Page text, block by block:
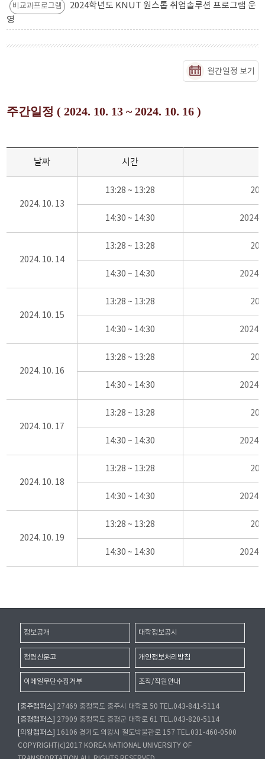
비교과프로그램
2024학년도 KNUT 원스톱 취업솔루션 프로그램 운
영
월간일정 보기
주간일정 ( 2024. 10. 13 ~ 2024. 10. 16 )
날짜 시간
2024. 10. 13
13:28 ~ 13:28
14:30 ~ 14:30 2024
2024. 10. 14
13:28 ~ 13:28
14:30 ~ 14:30 2024
2024. 10. 15
13:28 ~ 13:28
14:30 ~ 14:30 2024
2024. 10. 16
13:28 ~ 13:28
14:30 ~ 14:30 2024
2024. 10. 17
13:28 ~ 13:28
14:30 ~ 14:30 2024
2024. 10. 18
13:28 ~ 13:28
14:30 ~ 14:30 2024
2024. 10. 19
13:28 ~ 13:28
14:30 ~ 14:30 2024
정보공개 대학정보공시
청렴신문고 개인정보처리방침
이메일무단수집거부 조직/직원안내
[충주캠퍼스]
27469 충청북도 충주시 대학로 50 TEL.043-841-5114
[증평캠퍼스]
27909 충청북도 증평군 대학로 61 TEL.043-820-5114
[의왕캠퍼스]
16106 경기도 의왕시 철도박물관로 157 TEL.031-460-0500
COPYRIGHT(c)2017 KOREA NATIONAL UNIVERSITY OF